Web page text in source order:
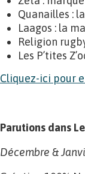
Quanailles :
Laagos : la
Religion
Les P’tites
Cliquez-ici pour
Parutions dans
Décembre &